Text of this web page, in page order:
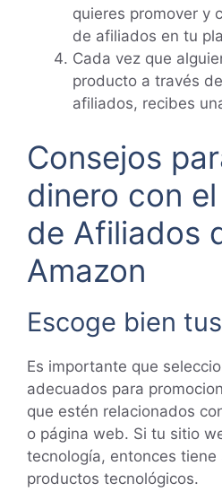
quieres promover y
de afiliados en tu
Cada vez que
producto a través
afiliados, recibes
Consejos
dinero con
de Afiliados
Amazon
Escoge bien
Es importante que
adecuados para
que estén relacionados
o página web. Si tu sitio
tecnología, entonces
productos tecnológicos.